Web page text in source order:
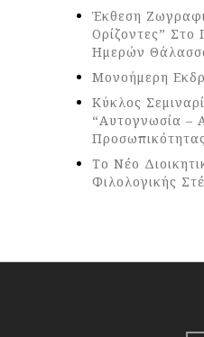
Έκθεση
Ορίζοντες” Στο
Ημερών
Μονοήμερη
Κύκλος
“Αυτογνωσία –
Το Νέο
Φιλολογικής